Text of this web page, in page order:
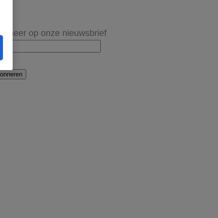
op onze nieuwsbrief